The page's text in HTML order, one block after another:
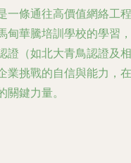
一條通往高價值網絡工程
甸華騰培訓學校的學習，
證（如北大青鳥認證及相
業挑戰的自信與能力，在
鍵力量。